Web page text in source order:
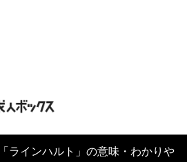
「ラインハルト」の意味・わかりや